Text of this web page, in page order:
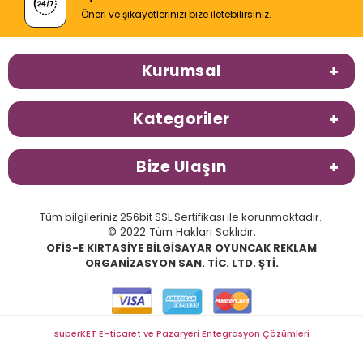
Öneri ve şikayetlerinizi bize iletebilirsiniz.
Kurumsal
Kategoriler
Bize Ulaşın
Tüm bilgileriniz 256bit SSL Sertifikası ile korunmaktadır.
© 2022 Tüm Hakları Saklıdır.
OFİS-E KIRTASİYE BİLGİSAYAR OYUNCAK REKLAM
ORGANİZASYON SAN. TİC. LTD. ŞTİ.
superKET E-ticaret ve Pazaryeri Entegrasyon Çözümleri